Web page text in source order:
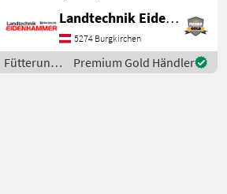
Mischsystem: Paddel,
Entnahmefräse Faresin
Futtermischwagen
Selbstfahrer -Mischwagen
Landtechnik Eidenhammer GmbH
5274 Burgkirchen
Fütterungstechnik
/ Faresin
Premium Gold Händler